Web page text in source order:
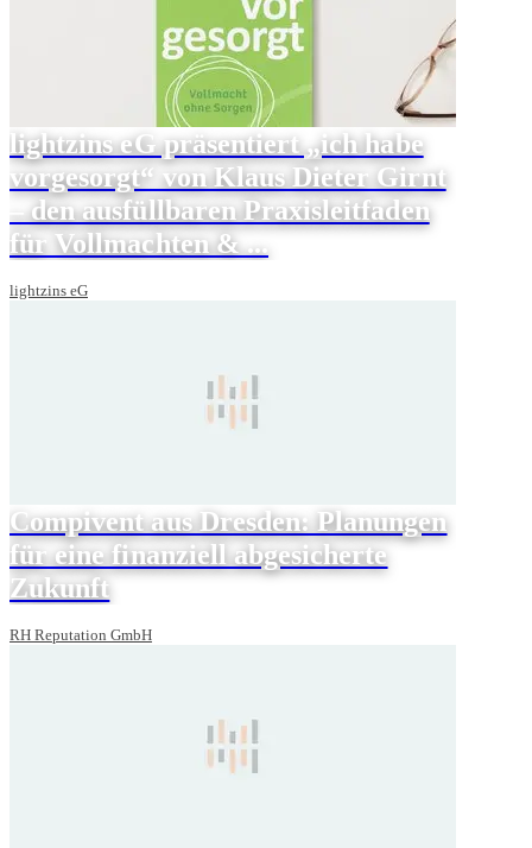
lightzins eG präsentiert „ich habe
vorgesorgt“ von Klaus Dieter Girnt
– den ausfüllbaren Praxisleitfaden
für Vollmachten & ...
lightzins eG
Compivent aus Dresden: Planungen
für eine finanziell abgesicherte
Zukunft
RH Reputation GmbH